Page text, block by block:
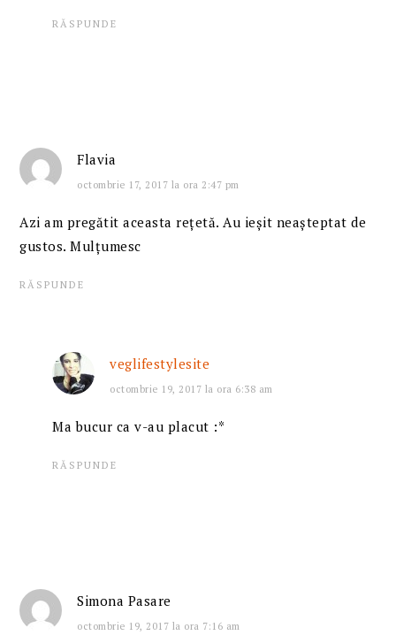
RĂSPUNDE
Flavia
octombrie 17, 2017 la ora 2:47 pm
Azi am pregătit aceasta rețetă. Au ieșit neașteptat de
gustos. Mulțumesc
RĂSPUNDE
veglifestylesite
octombrie 19, 2017 la ora 6:38 am
Ma bucur ca v-au placut :*
RĂSPUNDE
Simona Pasare
octombrie 19, 2017 la ora 7:16 am